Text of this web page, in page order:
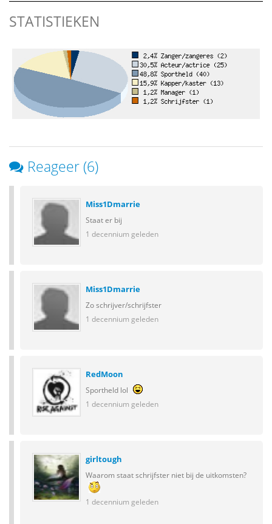
STATISTIEKEN
Reageer (6)
Miss1Dmarrie
Staat er bij
1 decennium geleden
Miss1Dmarrie
Zo schrijver/schrijfster
1 decennium geleden
RedMoon
Sportheld lol
1 decennium geleden
girltough
Waarom staat schrijfster niet bij de uitkomsten?
1 decennium geleden